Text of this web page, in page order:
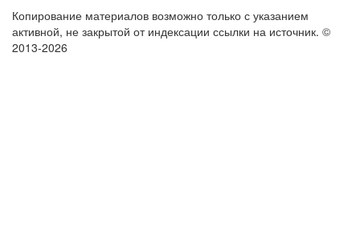
Копирование материалов возможно только с указанием
активной, не закрытой от индексации ссылки на источник. ©
2013-2026